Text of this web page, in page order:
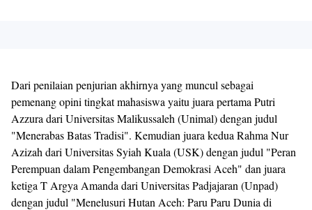
Dari penilaian penjurian akhirnya yang muncul sebagai
pemenang opini tingkat mahasiswa yaitu juara pertama Putri
Azzura dari Universitas Malikussaleh (Unimal) dengan judul
"Menerabas Batas Tradisi". Kemudian juara kedua Rahma Nur
Azizah dari Universitas Syiah Kuala (USK) dengan judul "Peran
Perempuan dalam Pengembangan Demokrasi Aceh" dan juara
ketiga T Argya Amanda dari Universitas Padjajaran (Unpad)
dengan judul "Menelusuri Hutan Aceh: Paru Paru Dunia di